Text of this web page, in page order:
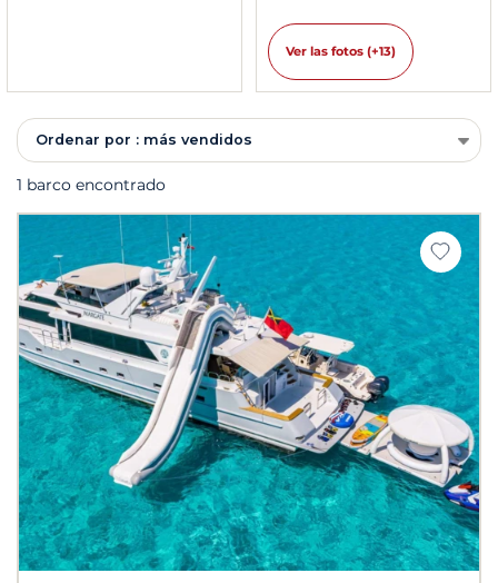
Ver las fotos (+13)
Ordenar por : más vendidos
1 barco encontrado